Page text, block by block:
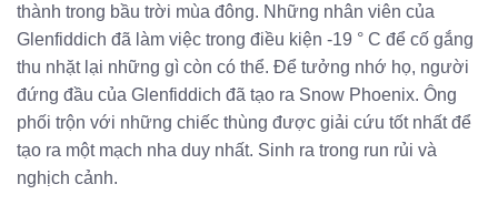
thành trong bầu trời mùa đông. Những nhân viên của
Glenfiddich đã làm việc trong điều kiện -19 ° C để cố gắng
thu nhặt lại những gì còn có thể. Để tưởng nhớ họ, người
đứng đầu của Glenfiddich đã tạo ra Snow Phoenix. Ông
phối trộn với những chiếc thùng được giải cứu tốt nhất để
tạo ra một mạch nha duy nhất. Sinh ra trong run rủi và
nghịch cảnh.